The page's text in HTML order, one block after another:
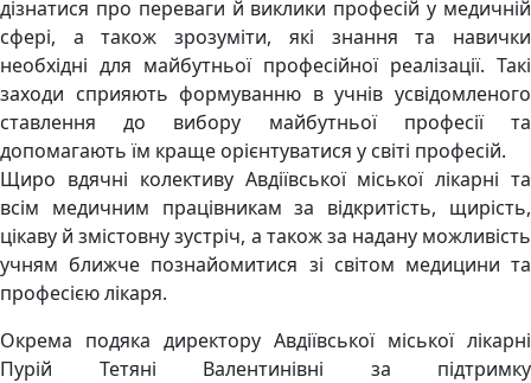
дізнатися про переваги й виклики професій у медичній
сфері, а також зрозуміти, які знання та навички
необхідні для майбутньої професійної реалізації. Такі
заходи сприяють формуванню в учнів усвідомленого
ставлення до вибору майбутньої професії та
допомагають їм краще орієнтуватися у світі професій.
Щиро вдячні колективу Авдіївської міської лікарні та
всім медичним працівникам за відкритість, щирість,
цікаву й змістовну зустріч, а також за надану можливість
учням ближче познайомитися зі світом медицини та
професією лікаря.
Окрема подяка директору Авдіївської міської лікарні
Пурій Тетяні Валентинівні за підтримку